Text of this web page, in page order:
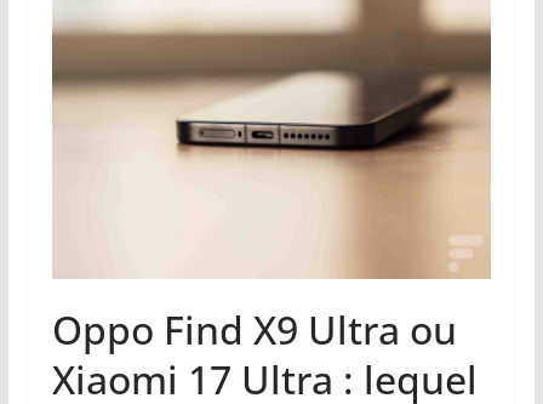
Oppo Find X9 Ultra ou
Xiaomi 17 Ultra : lequel